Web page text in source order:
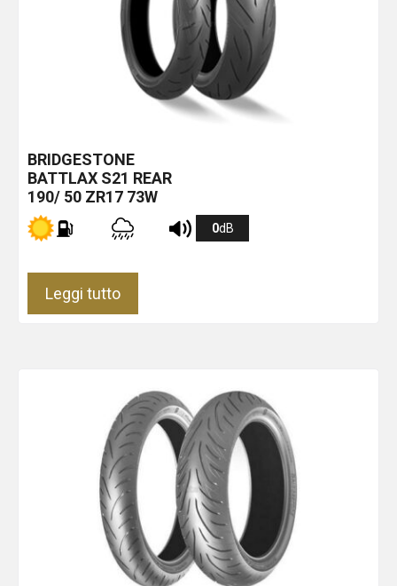
BRIDGESTONE
BATTLAX S21 REAR
190/ 50 ZR17 73W
0dB
Leggi tutto